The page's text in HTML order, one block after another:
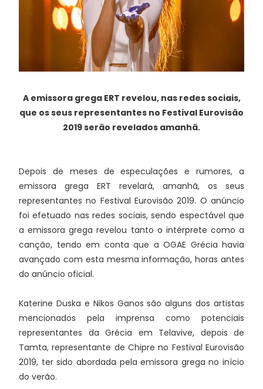
A emissora grega ERT revelou, nas redes sociais,
que os seus representantes no Festival Eurovisão
2019 serão revelados amanhã.
Depois de meses de especulações e rumores, a
emissora grega ERT revelará, amanhã, os seus
representantes no Festival Eurovisão 2019. O anúncio
foi efetuado nas redes sociais, sendo espectável que
a emissora grega revelou tanto o intérprete como a
canção, tendo em conta que a OGAE Grécia havia
avançado com esta mesma informação, horas antes
do anúncio oficial.
Katerine Duska e Nikos Ganos são alguns dos artistas
mencionados pela imprensa como potenciais
representantes da Grécia em Telavive, depois de
Tamta, representante de Chipre no Festival Eurovisão
2019, ter sido abordada pela emissora grega no início
do verão.